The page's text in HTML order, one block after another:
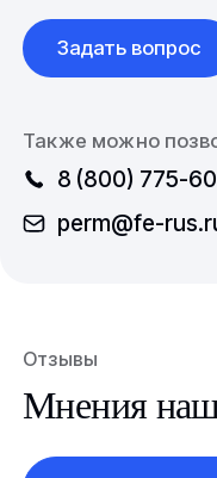
Задать вопрос
Также можно
8 (800) 775-
perm@fe-
Отзывы
Мнения